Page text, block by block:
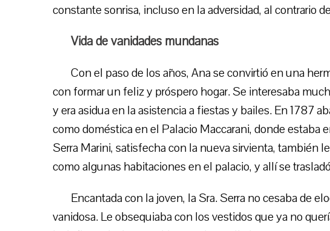
constante sonrisa, incluso en la adversidad, al contrario
Vida de vanidades mundanas
Con el paso de los años, Ana se convirtió en una
con formar un feliz y próspero hogar. Se interesaba
y era asidua en la asistencia a fiestas y bailes. En 1787
como doméstica en el Palacio Maccarani, donde estaba
Serra Marini, satisfecha con la nueva sirvienta, también
como algunas habitaciones en el palacio, y allí se
Encantada con la joven, la Sra. Serra no cesaba de
vanidosa. Le obsequiaba con los vestidos que ya no